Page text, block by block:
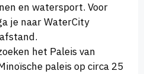
en watersport. Voor
je naar WaterCity
het Paleis van
paleis op circa 25